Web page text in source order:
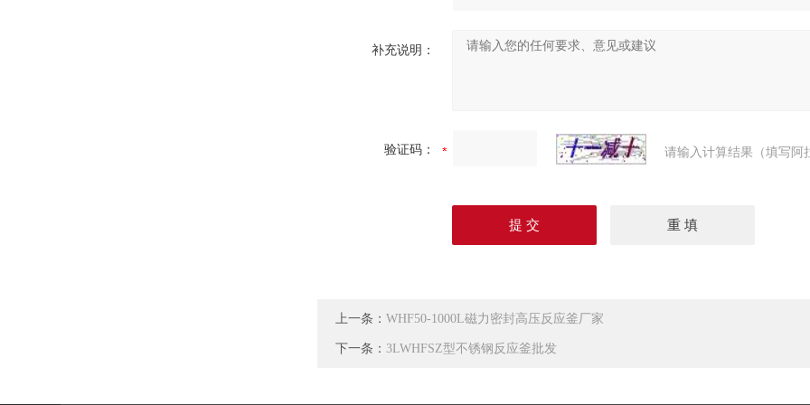
补充说明：
验证码： 请输入计算结果（填写阿
上一条：WHF50-1000L磁力密封高压反应釜厂家
下一条：3LWHFSZ型不锈钢反应釜批发